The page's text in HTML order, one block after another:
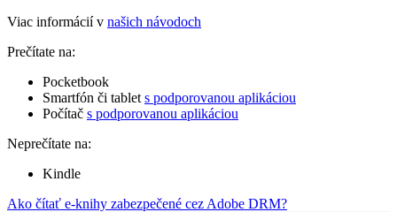
Viac informácií v našich návodoch
Prečítate na:
Pocketbook
Smartfón či tablet s podporovanou aplikáciou
Počítač s podporovanou aplikáciou
Neprečítate na:
Kindle
Ako čítať e-knihy zabezpečené cez Adobe DRM?